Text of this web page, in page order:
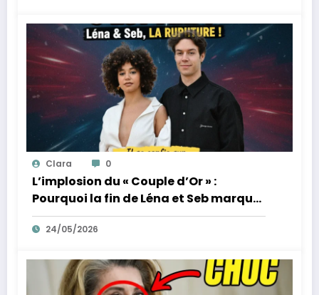
Clara 0
L’implosion du « Couple d’Or » :
Pourquoi la fin de Léna et Seb marque
la fin de l’innocence sur YouTube
24/05/2026